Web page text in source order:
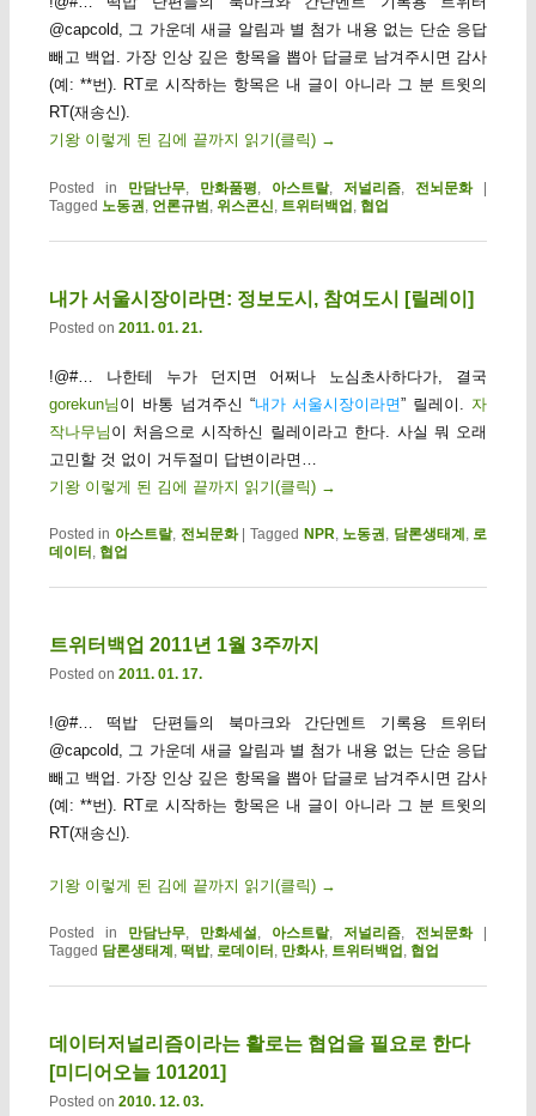
@capcold, 그 가운데 새글 알림과 별 첨가 내용 없는 단순 응답
빼고 백업. 가장 인상 깊은 항목을 뽑아 답글로 남겨주시면 감사
(예: **번). RT로 시작하는 항목은 내 글이 아니라 그 분 트윗의
RT(재송신).
기왕 이렇게 된 김에 끝까지 읽기(클릭) →
Posted in 만담난무, 만화품평 아스트랄,저널리즘 전뇌문화
|
Tagged 노동권 언론규범 위스콘신 트위터백업 협업
내가 서울시장이라면: 정보도시, 참여도시 [릴레이]
Posted on 2011. 01. 21.
!@#… 나한테 누가 던지면 어쩌나 노심초사하다가, 결국
gorekun님 이 바통 넘겨주신 “내가 서울시장이라면” 릴레이.자
작나무님 이 처음으로 시작하신 릴레이라고 한다. 사실 뭐 오래
고민할 것 없이 거두절미 답변이라면…
기왕 이렇게 된 김에 끝까지 읽기(클릭) →
Posted in 아스트랄, 전뇌문화 | Tagged NPR,노동권, 담론생태계,로
데이터, 협업
트위터백업 2011년 1월 3주까지
Posted on 2011. 01. 17.
!@#… 떡밥 단편들의 북마크와 간단멘트 기록용 트위터
@capcold, 그 가운데 새글 알림과 별 첨가 내용 없는 단순 응답
빼고 백업. 가장 인상 깊은 항목을 뽑아 답글로 남겨주시면 감사
(예: **번). RT로 시작하는 항목은 내 글이 아니라 그 분 트윗의
RT(재송신).
기왕 이렇게 된 김에 끝까지 읽기(클릭) →
Posted in 만담난무, 만화세설, 아스트랄,저널리즘, 전뇌문화
Tagged 담론생태계 , 떡밥, 로데이터 , 만화사, 트위터백업 , 협업
데이터저널리즘이라는 활로는 협업을 필요로 한다
[미디어오늘 101201]
Posted on 2010. 12. 03.